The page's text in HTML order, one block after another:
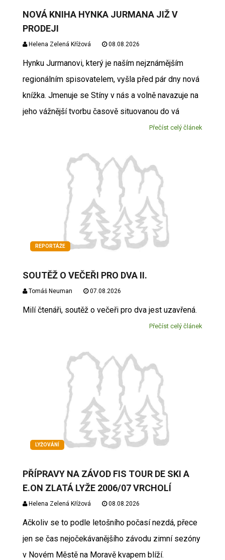
NOVÁ KNIHA HYNKA JURMANA JIŽ V
PRODEJI
Helena Zelená Křížová 08.08.2026
Hynku Jurmanovi, který je naším nejznámějším
regionálním spisovatelem, vyšla před pár dny nová
knížka. Jmenuje se Stíny v nás a volně navazuje na
jeho vážnější tvorbu časově situovanou do vá
Přečíst celý článek
REPORTÁŽE
SOUTĚŽ O VEČEŘI PRO DVA II.
Tomáš Neuman 07.08.2026
Milí čtenáři, soutěž o večeři pro dva jest uzavřená.
Přečíst celý článek
LYŽOVÁNÍ
PŘÍPRAVY NA ZÁVOD FIS TOUR DE SKI A
E.ON ZLATÁ LYŽE 2006/07 VRCHOLÍ
Helena Zelená Křížová 08.08.2026
Ačkoliv se to podle letošního počasí nezdá, přece
jen se čas nejočekávanějšího závodu zimní sezóny
v Novém Městě na Moravě kvapem blíží.